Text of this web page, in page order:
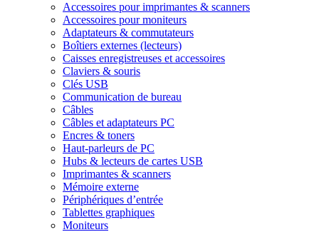
Accessoires pour imprimantes & scanners
Accessoires pour moniteurs
Adaptateurs & commutateurs
Boîtiers externes (lecteurs)
Caisses enregistreuses et accessoires
Claviers & souris
Clés USB
Communication de bureau
Câbles
Câbles et adaptateurs PC
Encres & toners
Haut-parleurs de PC
Hubs & lecteurs de cartes USB
Imprimantes & scanners
Mémoire externe
Périphériques d’entrée
Tablettes graphiques
Moniteurs